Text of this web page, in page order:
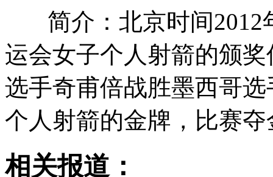
简介：北京时间2012
运会女子个人射箭的颁
选手奇甫倍战胜墨西哥
个人射箭的金牌，比赛
相关报道：